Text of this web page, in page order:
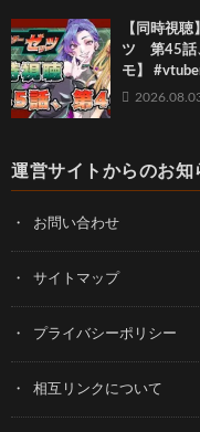
【同時視
ツ 第45話
モ】
運営サイトからのお知
お問い合わせ
サイトマップ
プライバシーポリシー
相互リンクについて